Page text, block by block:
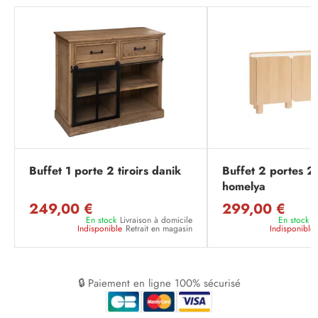
Buffet 1 porte 2 tiroirs danik
249,00 €
En stock Livraison à domicile
Indisponible Retrait en magasin
Buffet 2 portes 2
homelya
299,00 €
En stock
Indisponible
🔒 Paiement en ligne 100% sécurisé